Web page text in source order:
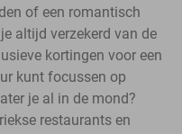
of een romantisch
altijd verzekerd van de
kortingen voor een
kunt focussen op
je al in de mond?
restaurants en